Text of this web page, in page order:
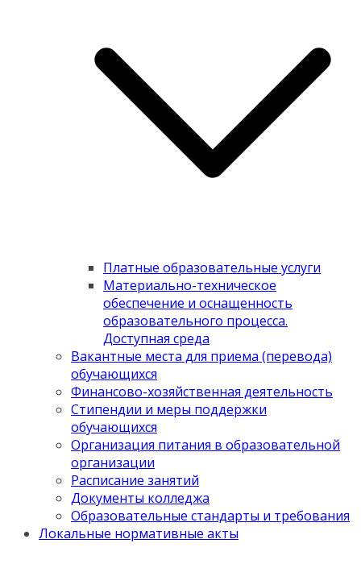
Платные образовательные услуги
Материально-техническое
обеспечение и оснащенность
образовательного процесса.
Доступная среда
Вакантные места для приема (перевода)
обучающихся
Финансово-хозяйственная деятельность
Стипендии и меры поддержки
обучающихся
Организация питания в образовательной
организации
Расписание занятий
Документы колледжа
Образовательные стандарты и требования
Локальные нормативные акты